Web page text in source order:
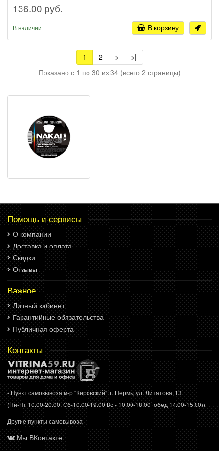
136.00 руб.
В наличии В корзину
1 2 >
>|
Показано с 1 по 30 из 34 (всего 2 страницы)
Помощь и сервисы
О компании
Доставка и оплата
Скидки
Отзывы
Важное
Личный кабинет
Гарантийные обязательства
Публичная оферта
Контакты
- Пункт самовывоза м-р "Кировский": г. Пермь, ул. Липатова, 13
(Пн-Пт 10.00-20.00, Сб-10.00-19.00 Вс - 10.00-18.00 (обед 14.00-15.00))
Другие пункты самовывоза
Мы ВКонтакте